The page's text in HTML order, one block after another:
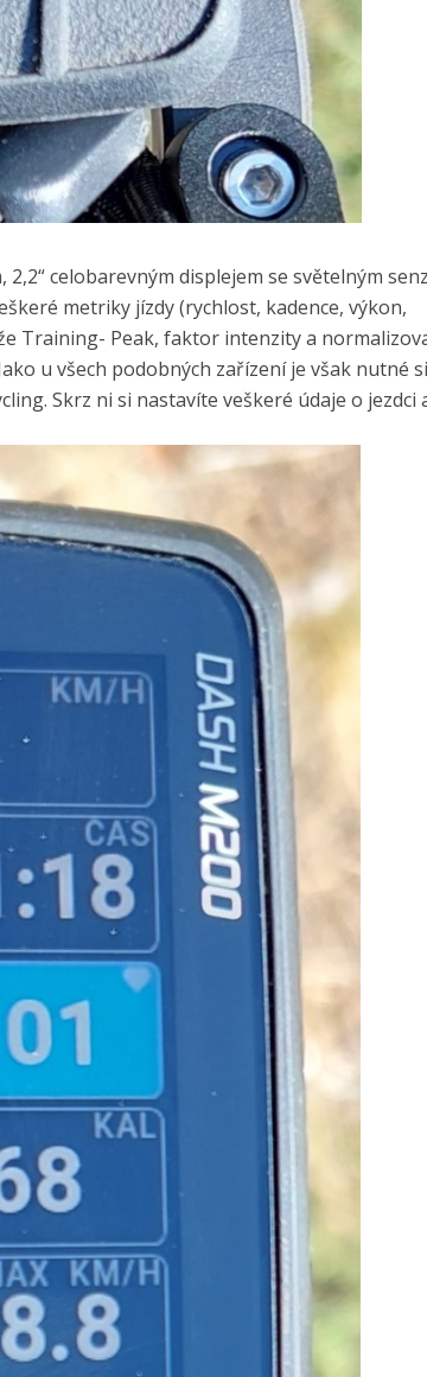
celobarevným displejem se světelným
metriky jízdy (rychlost, kadence, výkon,
Training- Peak, faktor intenzity a
u všech podobných zařízení je však nutné
Skrz ni si nastavíte veškeré údaje o jezdci